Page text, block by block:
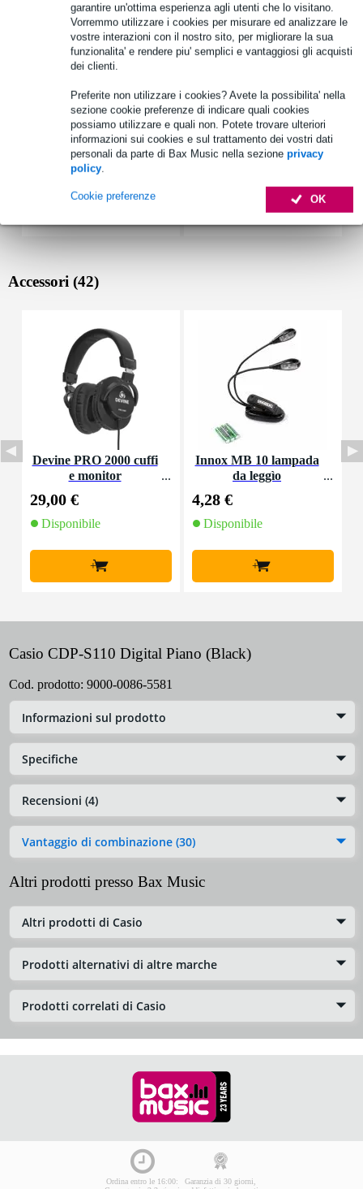
garantire un'ottima esperienza agli utenti che lo visitano.
Vorremmo utilizzare i cookies per misurare ed analizzare le
vostre interazioni con il nostro sito, per migliorare la sua
funzionalita' e rendere piu' semplici e vantaggiosi gli acquisti
dei clienti.
Preferite non utilizzare i cookies? Avete la possibilita' nella
sezione cookie preferenze di indicare quali cookies
possiamo utilizzare e quali non. Potete trovare ulteriori
informazioni sui cookies e sul trattamento dei vostri dati
personali da parte di Bax Music nella sezione privacy
policy.
OK
Cookie preferenze
Specifiche complete
Vedi anche (5)
Accessori (42)
Devine PRO 2000 cuffi
e monitor
29,00 €
Disponibile
+
Innox MB 10 lampada
da leggìo
4,28 €
Disponibile
+
Casio CDP-S110 Digital Piano (Black)
Cod. prodotto: 9000-0086-5581
Informazioni sul prodotto
Specifiche
Recensioni (4)
Vantaggio di combinazione (30)
Altri prodotti presso Bax Music
Altri prodotti di Casio
Prodotti alternativi di altre marche
Prodotti correlati di Casio
Ordina entro le 16:00:
Garanzia di 30 giorni,